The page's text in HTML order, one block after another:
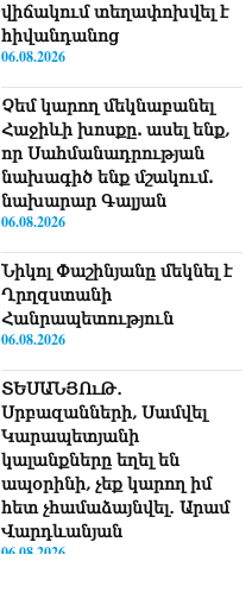
վիճակում տեղափոխվել է
հիվանդանոց
06.08.2026
Չեմ կարող մեկնաբանել
Հաջիևի խոսքը. ասել ենք,
որ Սահմանադրության
նախագիծ ենք մշակում.
նախարար Գալյան
06.08.2026
Նիկոլ Փաշինյանը մեկնել է
Ղրղզստանի
Հանրապետություն
06.08.2026
ՏԵՍԱՆՅՈւԹ․
Սրբազանների, Սամվել
Կարապետյանի
կալանքները եղել են
ապօրինի, չեք կարող իմ
հետ չհամաձայնվել․ Արամ
Վարդևանյան
06.08.2026